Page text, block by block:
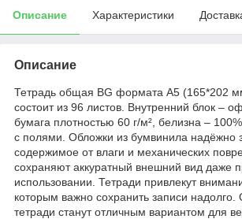
Описание Характеристики
Описание
Тетрадь общая BG формата А5 (165*202
состоит из 96 листов. Внутренний блок –
бумага плотностью 60 г/м², белизна –
с полями. Обложки из бумвинила
содержимое от влаги и механических
сохраняют аккуратный внешний вид даже
использовании. Тетради привлекут
которым важно сохранить записи
тетради станут отличным вариантом для